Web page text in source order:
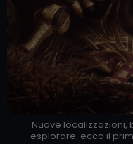
Nuove localizzazioni,
esplorare: ecco il